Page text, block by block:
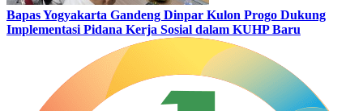
Bapas Yogyakarta Gandeng Dinpar Kulon Progo Dukung
Implementasi Pidana Kerja Sosial dalam KUHP Baru